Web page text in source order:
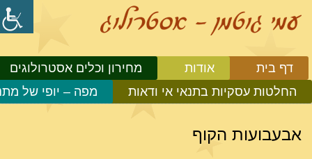
דף בית אודות
מחירון וכלים אסטרולוגים
החלטות עסקיות בתנאי אי ודאות
מפה – יופי של
אבעבועות הקוף